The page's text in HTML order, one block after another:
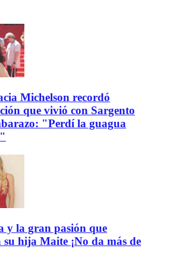
Michelson recordó
que vivió con Sargento
"Perdí la guagua
y la gran pasión que
su hija Maite ¡No da más de